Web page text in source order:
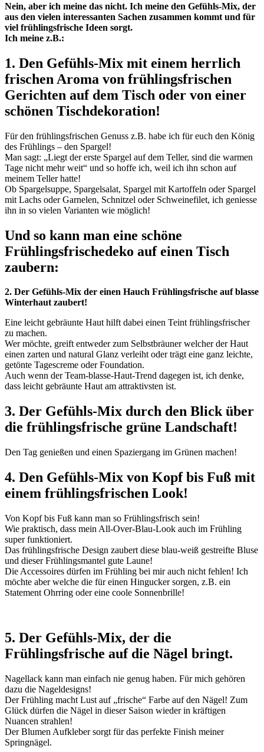
Nein, aber ich meine das nicht. Ich meine den Gefühls-Mix, der
aus den vielen interessanten Sachen zusammen kommt und für
viel frühlingsfrische Ideen sorgt.
Ich meine z.B.:
1. Den Gefühls-Mix mit einem herrlich
frischen Aroma von frühlingsfrischen
Gerichten auf dem Tisch oder von einer
schönen Tischdekoration!
Für den frühlingsfrischen Genuss z.B. habe ich für euch den König
des Frühlings – den Spargel!
Man sagt: „Liegt der erste Spargel auf dem Teller, sind die warmen
Tage nicht mehr weit“ und so hoffe ich, weil ich ihn schon auf
meinem Teller hatte!
Ob Spargelsuppe, Spargelsalat, Spargel mit Kartoffeln oder Spargel
mit Lachs oder Garnelen, Schnitzel oder Schweinefilet, ich geniesse
ihn in so vielen Varianten wie möglich!
Und so kann man eine schöne
Frühlingsfrischedeko auf einen Tisch
zaubern:
2. Der Gefühls-Mix der einen Hauch Frühlingsfrische auf blasse
Winterhaut zaubert!
Eine leicht gebräunte Haut hilft dabei einen Teint frühlingsfrischer
zu machen.
Wer möchte, greift entweder zum Selbstbräuner welcher der Haut
einen zarten und natural Glanz verleiht oder trägt eine ganz leichte,
getönte Tagescreme oder Foundation.
Auch wenn der Team-blasse-Haut-Trend dagegen ist, ich denke,
dass leicht gebräunte Haut am attraktivsten ist.
3. Der Gefühls-Mix durch den Blick über
die frühlingsfrische grüne Landschaft!
Den Tag genießen und einen Spaziergang im Grünen machen!
4. Den Gefühls-Mix von Kopf bis Fuß mit
einem frühlingsfrischen Look!
Von Kopf bis Fuß kann man so Frühlingsfrisch sein!
Wie praktisch, dass mein All-Over-Blau-Look auch im Frühling
super funktioniert.
Das frühlingsfrische Design zaubert diese blau-weiß gestreifte Bluse
und dieser Frühlingsmantel gute Laune!
Die Accessoires dürfen im Frühling bei mir auch nicht fehlen! Ich
möchte aber welche die für einen Hingucker sorgen, z.B. ein
Statement Ohrring oder eine coole Sonnenbrille!
5. Der Gefühls-Mix, der die
Frühlingsfrische auf die Nägel bringt.
Nagellack kann man einfach nie genug haben. Für mich gehören
dazu die Nageldesigns!
Der Frühling macht Lust auf „frische“ Farbe auf den Nägel! Zum
Glück dürfen die Nägel in dieser Saison wieder in kräftigen
Nuancen strahlen!
Der Blumen Aufkleber sorgt für das perfekte Finish meiner
Springnägel.